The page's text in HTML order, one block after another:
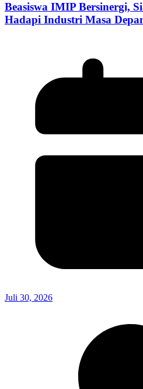
Beasiswa IMIP Bersinergi,
Hadapi Industri Masa
Juli 30, 2026